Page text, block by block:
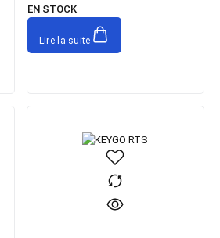
EN STOCK
Lire la suite